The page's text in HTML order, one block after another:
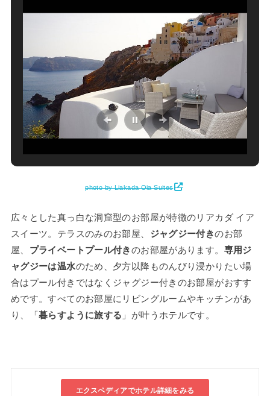
photo by Liakada Oia Suites
広々とした真っ白な洞窟型のお部屋が特徴のリアカダ イア
スイーツ。テラスのみのお部屋、 ジャグジー付きのお部
屋、 プライベートプール付きのお部屋があります。 専用ジ
ャグジーは温水のため、夕方以降ものんびり浸かりたい場
合はプール付きではなくジャグジー付きのお部屋がおすす
めです。すべてのお部屋にリビングルームやキッチンがあ
り、「暮らすように旅する 」が叶うホテルです。
エクスペディアでホテル詳細をみる